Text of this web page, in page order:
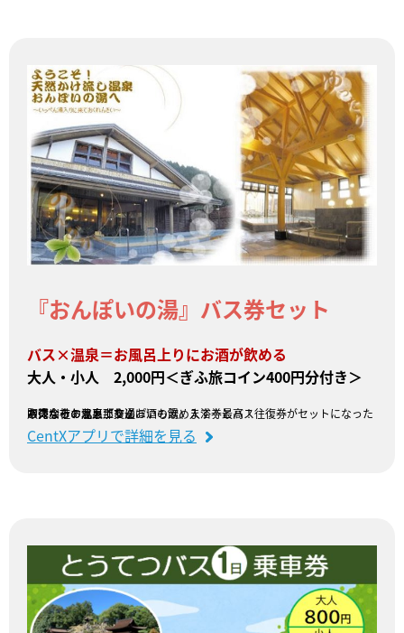
『おんぽいの湯』バス券セット
バス×温泉＝お風呂上りにお酒が飲める
大人・小人 2,000円＜ぎふ旅コイン400円分付き＞
中津川市の温泉『おんぽいの湯』入浴券とバス往復券がセットになったお得なチケットです♪
バスならお風呂上りにお酒も飲めます！最高！
販売会社：北恵那交通
CentXアプリで詳細を見る